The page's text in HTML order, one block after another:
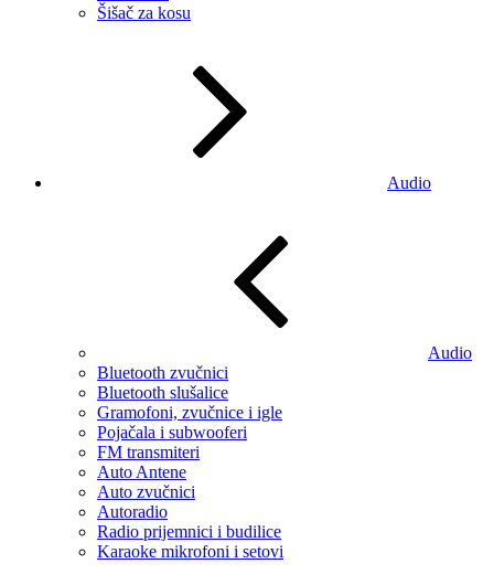
Šišač za kosu
Audio
Audio
Bluetooth zvučnici
Bluetooth slušalice
Gramofoni, zvučnice i igle
Pojačala i subwooferi
FM transmiteri
Auto Antene
Auto zvučnici
Autoradio
Radio prijemnici i budilice
Karaoke mikrofoni i setovi